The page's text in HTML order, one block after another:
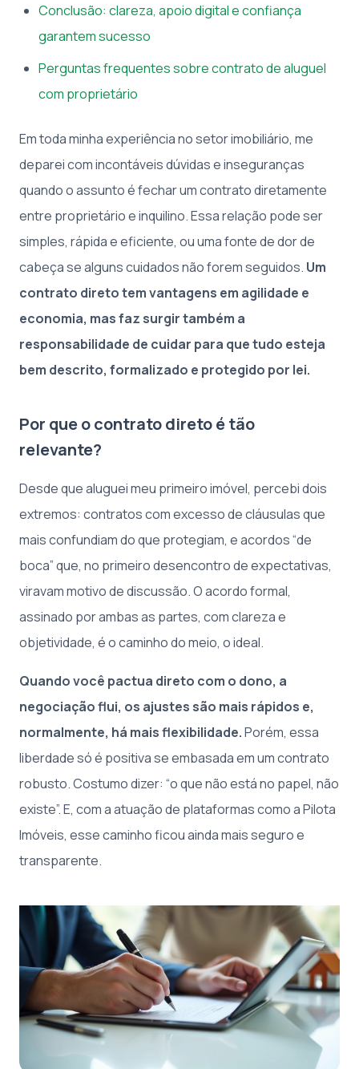
Conclusão: clareza, apoio digital e confiança
garantem sucesso
Perguntas frequentes sobre contrato de aluguel
com proprietário
Em toda minha experiência no setor imobiliário, me
deparei com incontáveis dúvidas e inseguranças
quando o assunto é fechar um contrato diretamente
entre proprietário e inquilino. Essa relação pode ser
simples, rápida e eficiente, ou uma fonte de dor de
cabeça se alguns cuidados não forem seguidos. Um
contrato direto tem vantagens em agilidade e
economia, mas faz surgir também a
responsabilidade de cuidar para que tudo esteja
bem descrito, formalizado e protegido por lei.
Por que o contrato direto é tão
relevante?
Desde que aluguei meu primeiro imóvel, percebi dois
extremos: contratos com excesso de cláusulas que
mais confundiam do que protegiam, e acordos “de
boca” que, no primeiro desencontro de expectativas,
viravam motivo de discussão. O acordo formal,
assinado por ambas as partes, com clareza e
objetividade, é o caminho do meio, o ideal.
Quando você pactua direto com o dono, a
negociação flui, os ajustes são mais rápidos e,
normalmente, há mais flexibilidade.Porém, essa
liberdade só é positiva se embasada em um contrato
robusto. Costumo dizer: “o que não está no papel, não
existe”. E, com a atuação de plataformas como a Pilota
Imóveis, esse caminho ficou ainda mais seguro e
transparente.